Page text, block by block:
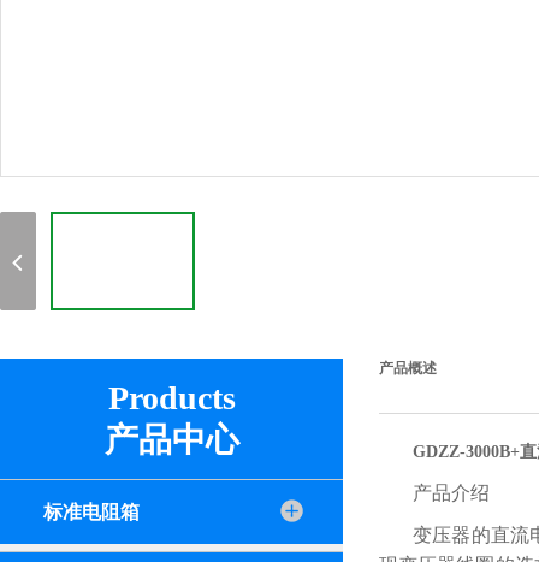
Products
产品中心
标准电阻箱
产品概述
GDZZ-3000B+
产品介绍
变压器的直流